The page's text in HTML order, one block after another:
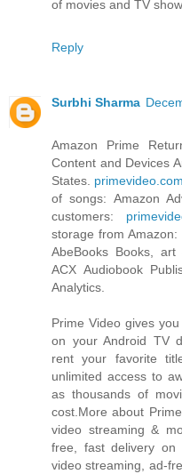
of movies and TV
Reply
Surbhi Sharma
Amazon Prime
Content and Devices
States.
of songs: Amazon
customers:
storage from
AbeBooks Books, art
ACX Audiobook
Analytics.
Prime Video gives
on your Android TV
rent your favorite
unlimited access to
as thousands of
cost.More about
video streaming &
free, fast delivery on
video streaming, ad-